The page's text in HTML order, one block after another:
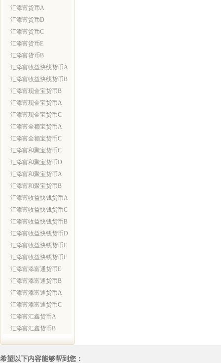
汇添富货币A
汇添富货币D
汇添富货币C
汇添富货币E
汇添富货币B
汇添富收益快线货币A
汇添富收益快线货币B
汇添富现金宝货币B
汇添富现金宝货币A
汇添富现金宝货币C
汇添富全额宝货币A
汇添富全额宝货币C
汇添富和聚宝货币C
汇添富和聚宝货币D
汇添富和聚宝货币A
汇添富和聚宝货币B
汇添富收益快钱货币A
汇添富收益快钱货币C
汇添富收益快钱货币B
汇添富收益快钱货币D
汇添富收益快钱货币E
汇添富收益快钱货币F
汇添富添富通货币E
汇添富添富通货币B
汇添富添富通货币A
汇添富添富通货币C
汇添富汇鑫货币A
汇添富汇鑫货币B
希望以下内容能够帮到您：